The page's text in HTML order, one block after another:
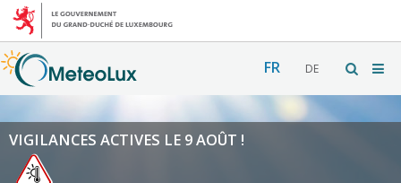
FR DE
VIGILANCES ACTIVES LE 9 AOÛT !